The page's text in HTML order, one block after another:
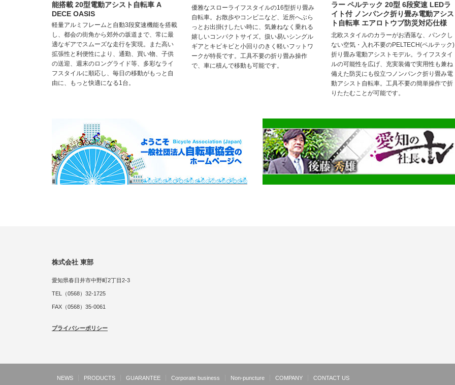
能搭載 20型電動アシスト自転車 A
DECE OASIS
軽量アルミフレームと自動3段変速機能を搭載
し、都会の街角から郊外の坂道まで、常に最
適なギアでスムーズな走行を実現。また高い
拡張性と利便性により、通勤、買い物、子供
の送迎、週末のロングライド等、多彩なライ
フスタイルに順応し、毎日の移動がもっと自
由に、もっと快適になる1台。
シティ・スポーツ）
優雅なスローライフスタイルの16型折り畳み
自転車。お散歩やコンビニなど、近所へぶら
っとお出掛けしたい時に、気兼ねなく乗れる
嬉しいコンパクトサイズ。扱い易いシングル
ギアとキビキビと小回りのきく軽いフットワ
ークが特長です。工具不要の折り畳み操作
で、車に積んで移動も可能です。
車
ラー ペルテック 20型 6段変速 LEDラ
イト付 ノンパンク折り畳み電動アシス
ト自転車 エアロトウブ防災対応仕様
北欧スタイルのカラーがお洒落な、パンクし
ない空気・入れ不要のPELTECH(ペルテック)
折り畳み電動アシストモデル。ライフスタイ
ルの可能性を広げ、充実装備で実用性も兼ね
備えた防災にも役立つノンパンク折り畳み電
動アシスト自転車。工具不要の簡単操作で折
りたたむことが可能です。
株式会社 東部
愛知県春日井市中野町2丁目2-3
TEL（0568）32-1725
FAX（0568）35-0061
プライバシーポリシー
NEWS PRODUCTS GUARANTEE Corporate business Non-puncture COMPANY CONTACT US